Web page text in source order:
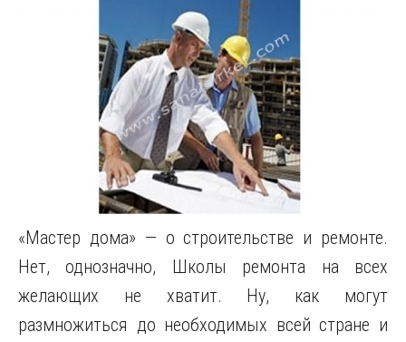
«Мастер дома» — о строительстве и ремонте.
Нет, однозначно, Школы ремонта на всех
желающих не хватит. Ну, как могут
размножиться до необходимых всей стране и